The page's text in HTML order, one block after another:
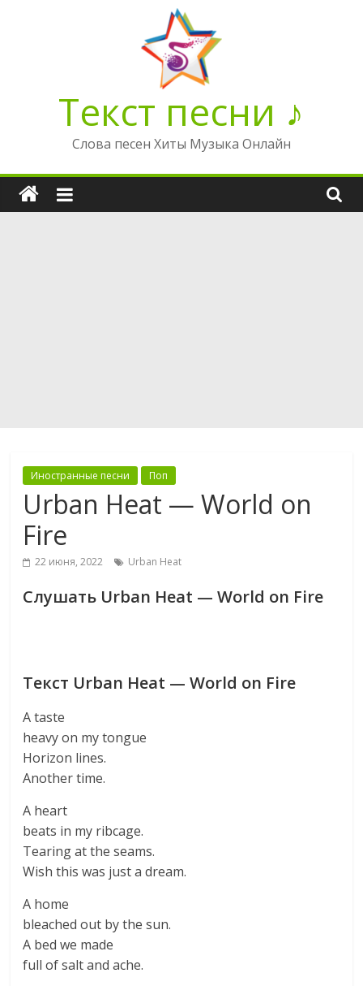
Текст песни ♪
Слова песен Хиты Музыка Онлайн
Иностранные песни Поп
Urban Heat — World on
Fire
22 июня, 2022 Urban Heat
Слушать Urban Heat — World on Fire
Текст Urban Heat — World on Fire
A taste
heavy on my tongue
Horizon lines.
Another time.
A heart
beats in my ribcage.
Tearing at the seams.
Wish this was just a dream.
A home
bleached out by the sun.
A bed we made
full of salt and ache.